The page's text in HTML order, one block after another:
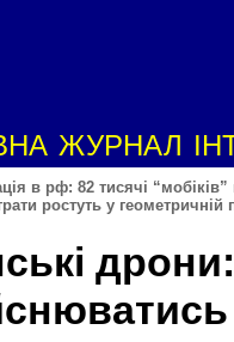
ЖУРНАЛ
в рф: 82 тисячі
ростуть у геометричній